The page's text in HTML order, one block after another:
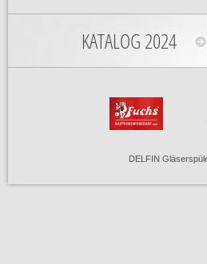
KATALOG 2024
DELFIN